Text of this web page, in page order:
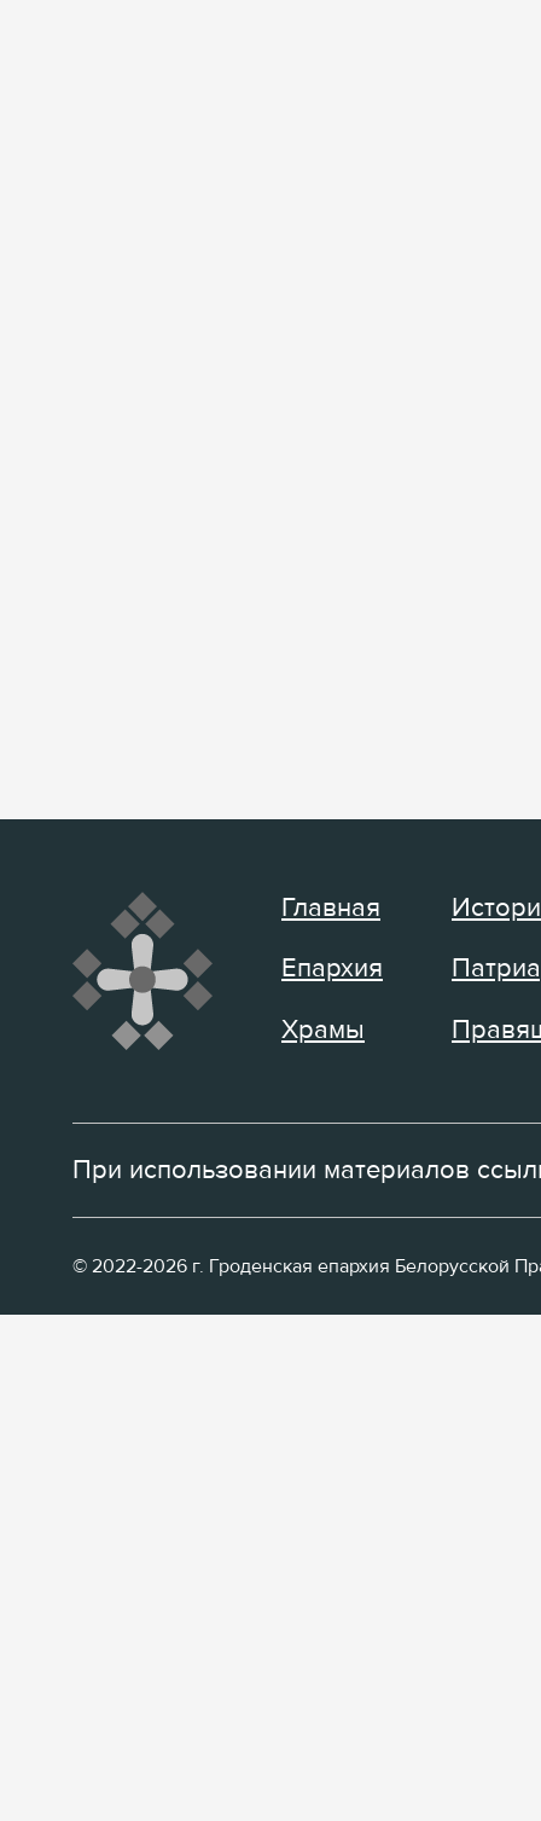
Главная
Епархия
Храмы
При использовании материалов
© 2022-2026 г. Гроденская епархия Белорусской